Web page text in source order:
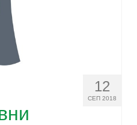
12
СЕП 2018